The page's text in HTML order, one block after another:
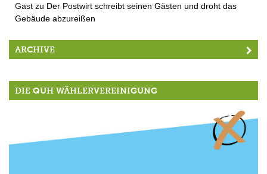
Gast zu Der Postwirt schreibt seinen Gästen und droht das
Gebäude abzureißen
ARCHIVE
DIE QUH WÄHLERVEREINIGUNG